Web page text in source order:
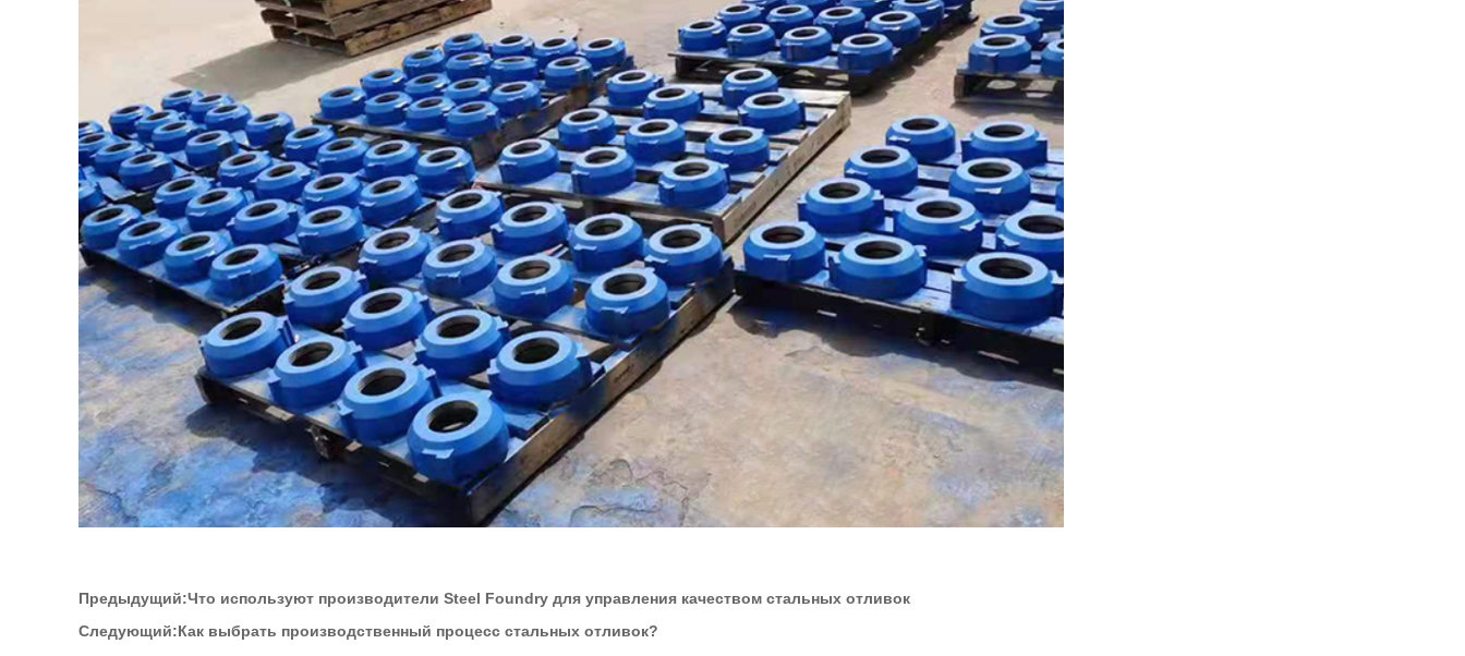
Предыдущий:Что используют производители Steel Foundry для управления качеством стальных отливок
Следующий:Как выбрать производственный процесс стальных отливок?